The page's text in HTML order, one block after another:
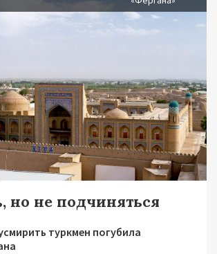
но не подчиняться
туркмен погубила